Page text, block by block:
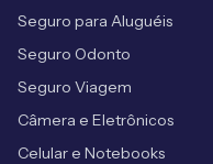
Seguro para Aluguéis
Seguro Odonto
Seguro Viagem
Câmera e Eletrônicos
Celular e Notebooks